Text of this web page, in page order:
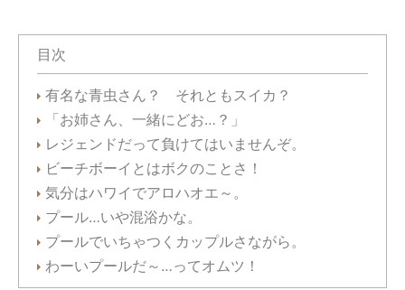
目次
有名な青虫さん？ それともスイカ？
「お姉さん、一緒にどお…？」
レジェンドだって負けてはいませんぞ。
ビーチボーイとはボクのことさ！
気分はハワイでアロハオエ～。
プール…いや混浴かな。
プールでいちゃつくカップルさながら。
わーいプールだ～…ってオムツ！